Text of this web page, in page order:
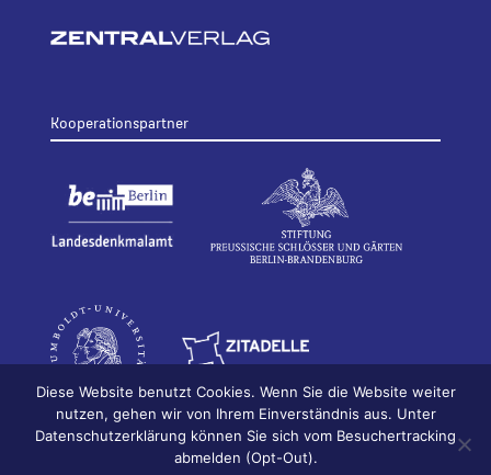
Kooperationspartner
Bildhauerei in Berlin
Impressum
Diese Website benutzt Cookies. Wenn Sie die Website weiter
nutzen, gehen wir von Ihrem Einverständnis aus. Unter
Datenschutzerklärung können Sie sich vom Besuchertracking
abmelden (Opt-Out).